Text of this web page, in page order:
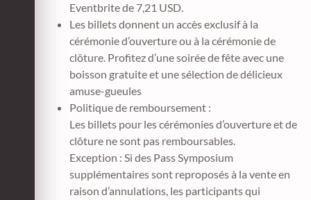
Eventbrite de 7,21 USD.
Les billets donnent un accès exclusif à la
cérémonie d’ouverture ou à la cérémonie de
clôture. Profitez d’une soirée de fête avec une
boisson gratuite et une sélection de délicieux
amuse-gueules
Politique de remboursement :
Les billets pour les cérémonies d’ouverture et de
clôture ne sont pas remboursables.
Exception : Si des Pass Symposium
supplémentaires sont reproposés à la vente en
raison d’annulations, les participants qui